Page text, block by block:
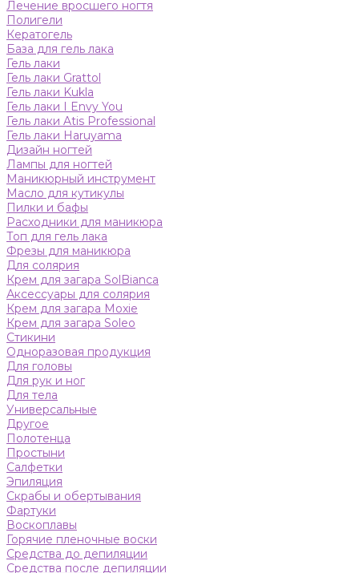
Лечение вросшего ногтя
Полигели
Кератогель
База для гель лака
Гель лаки
Гель лаки Grattol
Гель лаки Kukla
Гель лаки I Envy You
Гель лаки Atis Professional
Гель лаки Haruyama
Дизайн ногтей
Лампы для ногтей
Маникюрный инструмент
Масло для кутикулы
Пилки и бафы
Расходники для маникюра
Топ для гель лака
Фрезы для маникюра
Для солярия
Крем для загара SolBianca
Аксессуары для солярия
Крем для загара Moxie
Крем для загара Soleo
Стикини
Одноразовая продукция
Для головы
Для рук и ног
Для тела
Универсальные
Другое
Полотенца
Простыни
Салфетки
Эпиляция
Скрабы и обертывания
Фартуки
Воскоплавы
Горячие пленочные воски
Средства до депиляции
Средства после депиляции